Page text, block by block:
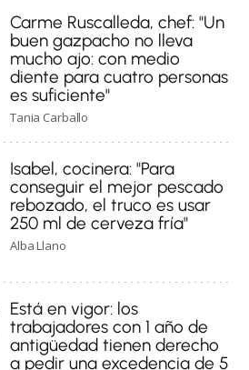
Carme Ruscalleda, chef: "Un
buen gazpacho no lleva
mucho ajo: con medio
diente para cuatro personas
es suficiente"
Tania Carballo
Isabel, cocinera: "Para
conseguir el mejor pescado
rebozado, el truco es usar
250 ml de cerveza fría"
Alba Llano
Está en vigor: los
trabajadores con 1 año de
antigüedad tienen derecho
a pedir una excedencia de 5